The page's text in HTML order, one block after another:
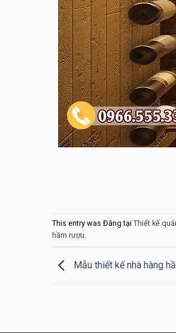
This entry was Đăng tại Thiết kế
hầm rượu.
Mẫu thiết kế nhà hàng